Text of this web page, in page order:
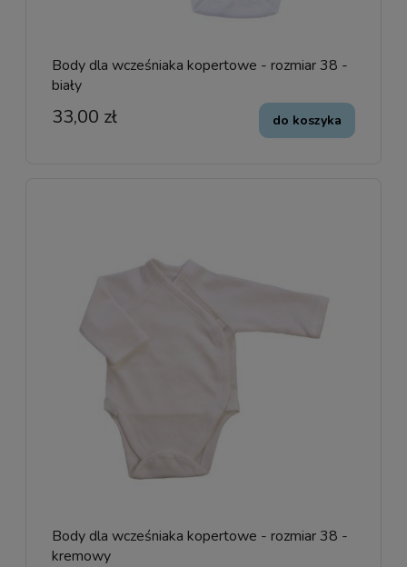
Body dla wcześniaka kopertowe - rozmiar 38 -
biały
33,00 zł do koszyka
Body dla wcześniaka kopertowe - rozmiar 38 -
kremowy